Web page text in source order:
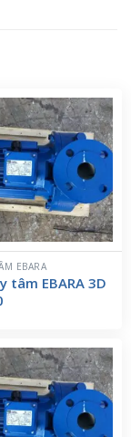
EBARA
tâm EBARA 3D